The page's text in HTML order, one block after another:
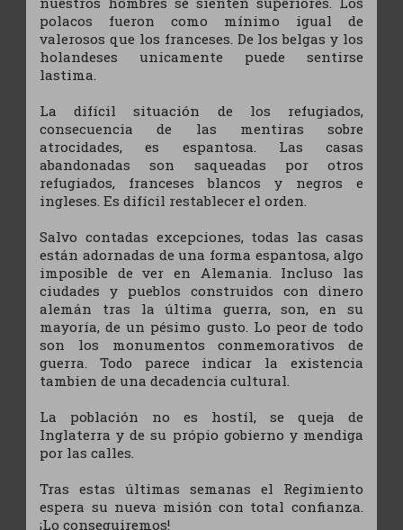
polacos fueron como mínimo igual de
valerosos que los franceses. De los belgas y los
holandeses unicamente puede sentirse
lastima.
La difícil situación de los refugiados,
consecuencia de las mentiras sobre
atrocidades, es espantosa. Las casas
abandonadas son saqueadas por otros
refugiados, franceses blancos y negros e
ingleses. Es difícil restablecer el orden.
Salvo contadas excepciones, todas las casas
están adornadas de una forma espantosa, algo
imposible de ver en Alemania. Incluso las
ciudades y pueblos construidos con dinero
alemán tras la última guerra, son, en su
mayoría, de un pésimo gusto. Lo peor de todo
son los monumentos conmemorativos de
guerra. Todo parece indicar la existencia
tambien de una decadencia cultural.
La población no es hostíl, se queja de
Inglaterra y de su própio gobierno y mendiga
por las calles.
Tras estas últimas semanas el Regimiento
espera su nueva misión con total confianza.
¡Lo conseguiremos!